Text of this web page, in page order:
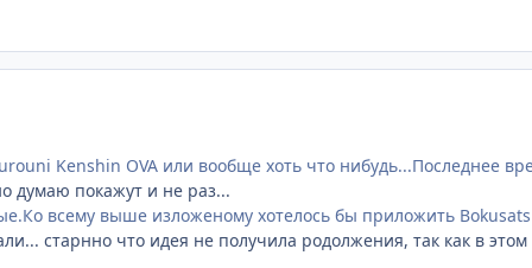
Kenshin OVA или вообще хоть что нибудь...Последнее
думаю покажут и не раз...
всему выше изложеному хотелось бы приложить
старнно что идея не получила родолжения, так как в